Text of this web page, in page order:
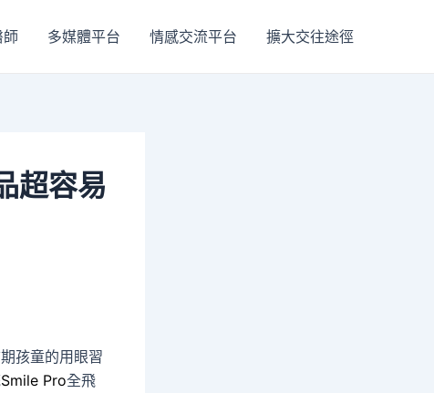
師 多媒體平台 情感交流平台 擴大交往途徑
超容易
孩童的用眼習
Smile Pro全飛